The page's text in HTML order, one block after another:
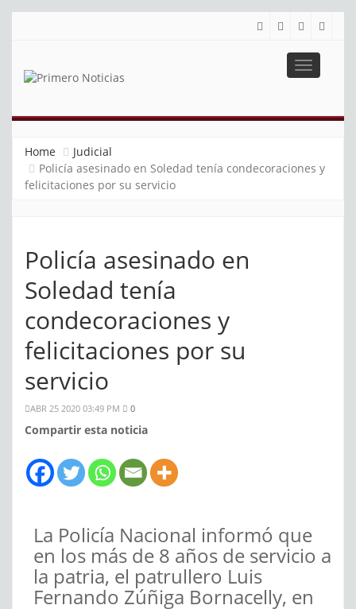
Toggle
Home
Judicial
Policía asesinado en Soledad tenía condecoraciones y
felicitaciones por su servicio
Policía asesinado en
Soledad tenía
condecoraciones y
felicitaciones por su
servicio
ABR 25 2020 03:49 PM 0
Compartir esta noticia
La Policía Nacional informó que
en los más de 8 años de servicio a
la patria, el patrullero Luis
Fernando Zúñiga Bornacelly, en